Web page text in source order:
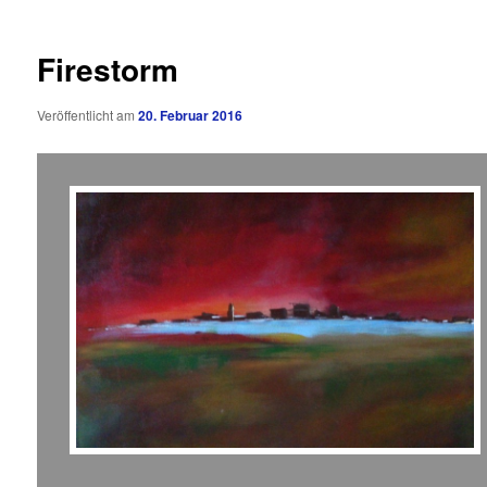
Firestorm
Veröffentlicht am20. Februar 2016